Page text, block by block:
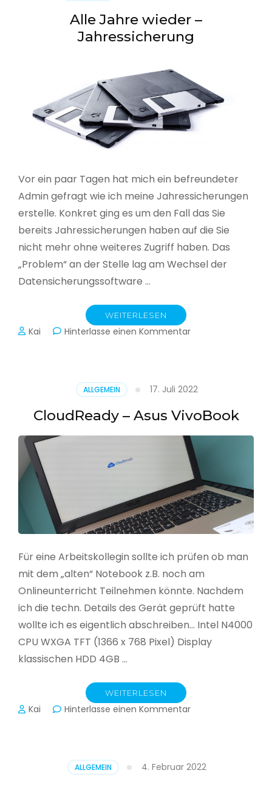
Alle Jahre wieder –
Jahressicherung
Vor ein paar Tagen hat mich ein befreundeter
Admin gefragt wie ich meine Jahressicherungen
erstelle. Konkret ging es um den Fall das Sie
bereits Jahressicherungen haben auf die Sie
nicht mehr ohne weiteres Zugriff haben. Das
„Problem“ an der Stelle lag am Wechsel der
Datensicherungssoftware …
WEITERLESEN
Kai Hinterlasse einen Kommentarzu
Jahressicherung
ALLGEMEIN 17. Juli 2022
CloudReady – Asus VivoBook
Für eine Arbeitskollegin sollte ich prüfen ob man
mit dem „alten“ Notebook z.B. noch am
Onlineunterricht Teilnehmen könnte. Nachdem
ich die techn. Details des Gerät geprüft hatte
wollte ich es eigentlich abschreiben… Intel N4000
CPU WXGA TFT (1366 x 768 Pixel) Display
klassischen HDD 4GB …
WEITERLESEN
Kai Hinterlasse einen Kommentarzu
ALLGEMEIN 4. Februar 2022